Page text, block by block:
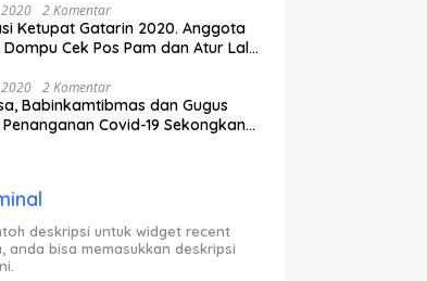
2 Komentar
Ketupat Gatarin 2020. Anggota
Dompu Cek Pos Pam dan Atur Lalu
2 Komentar
Babinkamtibmas dan Gugus
Penanganan Covid-19 Sekongkang
deskripsi untuk widget recent
anda bisa memasukkan deskripsi